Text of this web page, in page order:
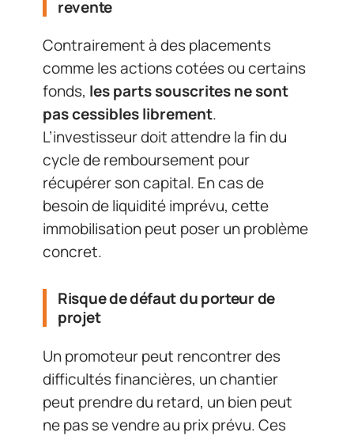
revente
Contrairement à des placements
comme les actions cotées ou certains
fonds, les parts souscrites ne sont
pas cessibles librement.
L’investisseur doit attendre la fin du
cycle de remboursement pour
récupérer son capital. En cas de
besoin de liquidité imprévu, cette
immobilisation peut poser un problème
concret.
Risque de défaut du porteur de
projet
Un promoteur peut rencontrer des
difficultés financières, un chantier
peut prendre du retard, un bien peut
ne pas se vendre au prix prévu. Ces